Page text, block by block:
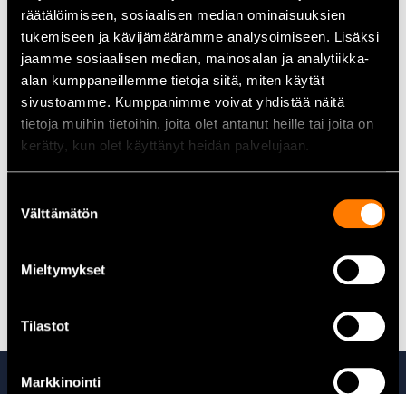
räätälöimiseen, sosiaalisen median ominaisuuksien
tukemiseen ja kävijämäärämme analysoimiseen. Lisäksi
jaamme sosiaalisen median, mainosalan ja analytiikka-
alan kumppaneillemme tietoja siitä, miten käytät
sivustoamme. Kumppanimme voivat yhdistää näitä
tietoja muihin tietoihin, joita olet antanut heille tai joita on
kerätty, kun olet käyttänyt heidän palvelujaan.
valinta
Välttämätön
Mieltymykset
Tilastot
Markkinointi
Kompakt och hållbar konstruktion
Lämplig för fordon med hög effektförbrukning
Underhållsfri SMF-teknologi
Tekniska data
Spänning: 12 V
Kapacitet (20 h): 100 Ah
Kallstartström (CCA):900 A
Mått (L x B x H):
Alla bilbatterier hittar du här